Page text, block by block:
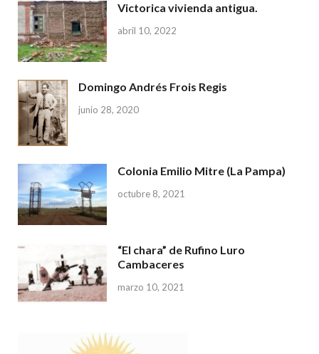
Victorica vivienda antigua.
abril 10, 2022
Domingo Andrés Frois Regis
junio 28, 2020
Colonia Emilio Mitre (La Pampa)
octubre 8, 2021
“El chara” de Rufino Luro
Cambaceres
marzo 10, 2021